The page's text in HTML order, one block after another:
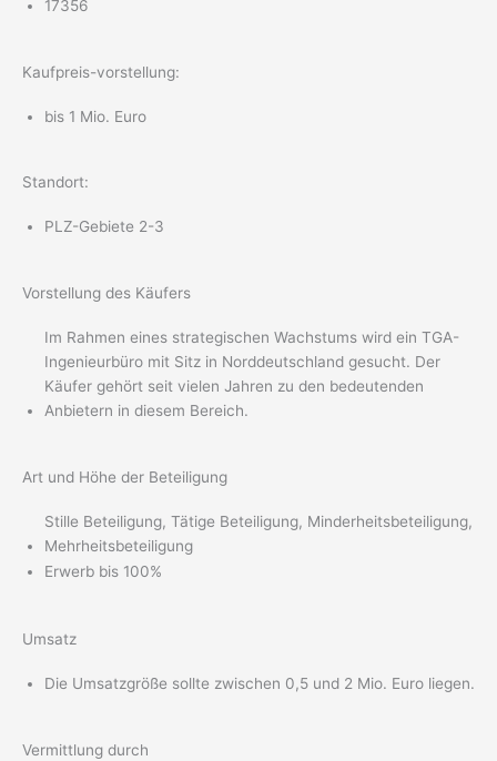
Vorstellung des Käufers
Im Rahmen eines strategischen Wachstums wird ein TGA-
Ingenieurbüro mit Sitz in Norddeutschland gesucht. Der
Käufer gehört seit vielen Jahren zu den bedeutenden
Anbietern in diesem Bereich.
Art und Höhe der Beteiligung
Stille Beteiligung, Tätige Beteiligung, Minderheitsbeteiligung,
Mehrheitsbeteiligung
Erwerb bis 100%
Umsatz
Die Umsatzgröße sollte zwischen 0,5 und 2 Mio. Euro liegen.
Vermittlung durch
17356
Kaufpreis-vorstellung:
bis 1 Mio. Euro
Standort:
PLZ-Gebiete 2-3